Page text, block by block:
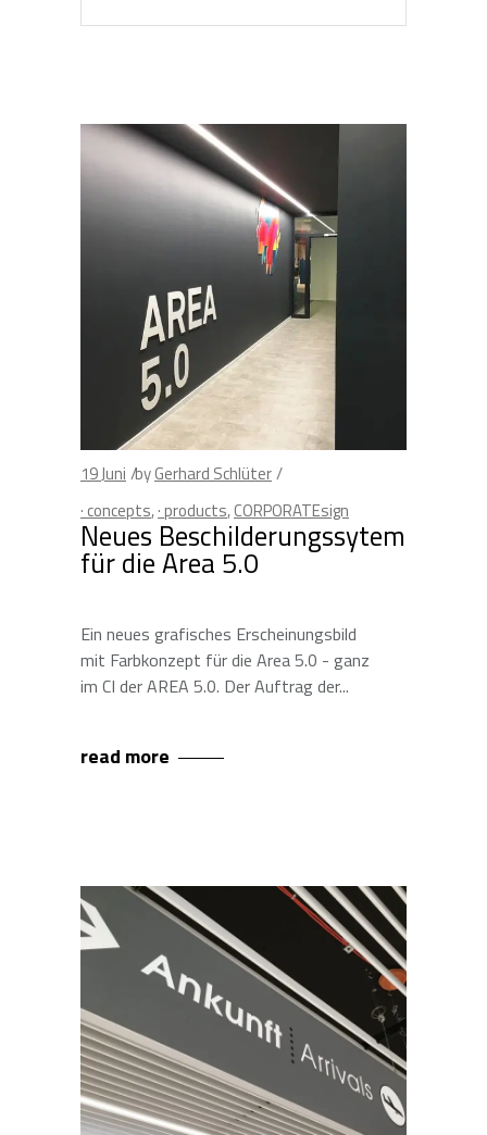
19Juni byGerhard Schlüter
· concepts,· products,CORPORATEsign
Neues Beschilderungssytem
für die Area 5.0
Ein neues grafisches Erscheinungsbild
mit Farbkonzept für die Area 5.0 - ganz
im CI der AREA 5.0. Der Auftrag der
read more